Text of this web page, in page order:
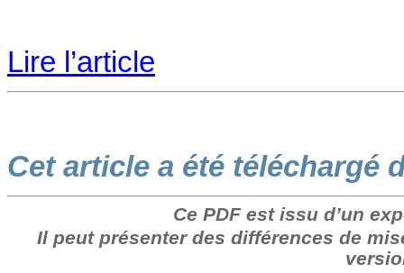
Lire l’article
Cet article a été téléchargé
Ce PDF est issu d’un
Il peut présenter des différences de